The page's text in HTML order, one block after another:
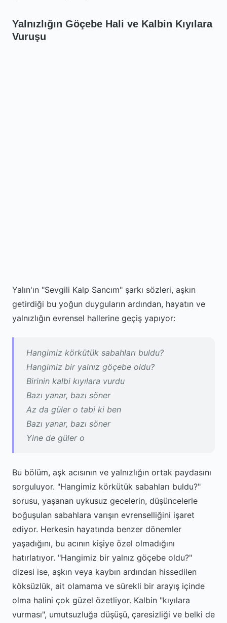
Yalnızlığın Göçebe Hali ve Kalbin Kıyılara
Vuruşu
Yalın'ın "Sevgili Kalp Sancım" şarkı sözleri, aşkın
getirdiği bu yoğun duyguların ardından, hayatın ve
yalnızlığın evrensel hallerine geçiş yapıyor:
Hangimiz körkütük sabahları buldu?
Hangimiz bir yalnız göçebe oldu?
Birinin kalbi kıyılara vurdu
Bazı yanar, bazı söner
Az da güler o tabi ki ben
Bazı yanar, bazı söner
Yine de güler o
Bu bölüm, aşk acısının ve yalnızlığın ortak paydasını
sorguluyor. "Hangimiz körkütük sabahları buldu?"
sorusu, yaşanan uykusuz gecelerin, düşüncelerle
boğuşulan sabahlara varışın evrenselliğini işaret
ediyor. Herkesin hayatında benzer dönemler
yaşadığını, bu acının kişiye özel olmadığını
hatırlatıyor. "Hangimiz bir yalnız göçebe oldu?"
dizesi ise, aşkın veya kaybın ardından hissedilen
köksüzlük, ait olamama ve sürekli bir arayış içinde
olma halini çok güzel özetliyor. Kalbin "kıyılara
vurması", umutsuzluğa düşüşü, çaresizliği ve belki de